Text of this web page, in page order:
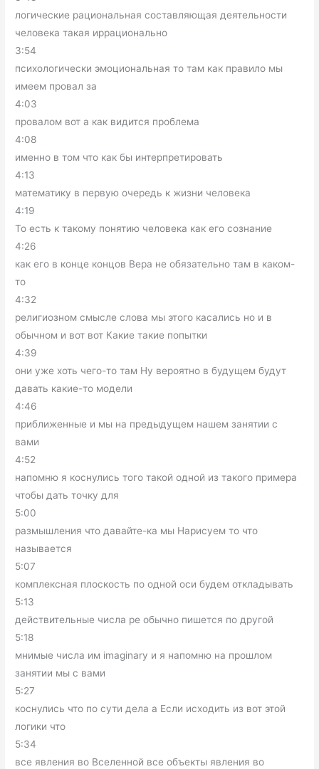
логические рациональная составляющая деятельности
человека такая иррационально
3:54
психологически эмоциональная то там как правило мы
имеем провал за
4:03
провалом вот а как видится проблема
4:08
именно в том что как бы интерпретировать
4:13
математику в первую очередь к жизни человека
4:19
То есть к такому понятию человека как его сознание
4:26
как его в конце концов Вера не обязательно там в каком-
то
4:32
религиозном смысле слова мы этого касались но и в
обычном и вот вот Какие такие попытки
4:39
они уже хоть чего-то там Ну вероятно в будущем будут
давать какие-то модели
4:46
приближенные и мы на предыдущем нашем занятии с
вами
4:52
напомню я коснулись того такой одной из такого примера
чтобы дать точку для
5:00
размышления что давайте-ка мы Нарисуем то что
называется
5:07
комплексная плоскость по одной оси будем откладывать
5:13
действительные числа ре обычно пишется по другой
5:18
мнимые числа им imaginary и я напомню на прошлом
занятии мы с вами
5:27
коснулись что по сути дела а Если исходить из вот этой
логики что
5:34
все явления во Вселенной все объекты явления во